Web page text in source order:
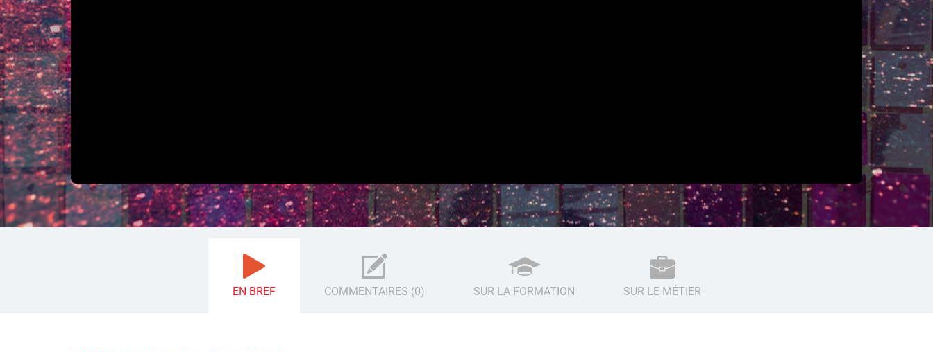
EN BREF COMMENTAIRES (0) SUR LA FORMATION SUR LE MÉTIER